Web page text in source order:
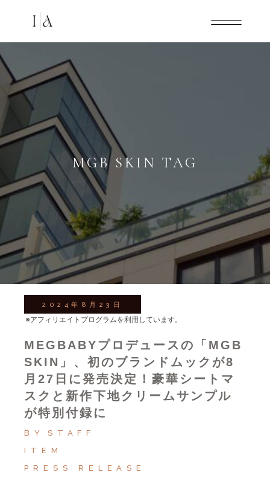
MGB SKIN TAG
2024年8月23日
MEGBABYプロデュースの「MGB
SKIN」、初のブランドムックが8
月27日に発売決定！豪華シートマ
スクと新作下地クリームサンプル
が特別付録に
BY
STAFF
ITEM
PRESS RELEASE
※アフィリエイトプログラムを利用しています。